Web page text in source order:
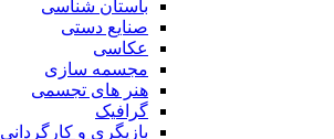
باستان شناسی
صنایع دستی
عکاسی
مجسمه سازی
هنر های تجسمی
گرافیک
بازیگری و کارگردانی